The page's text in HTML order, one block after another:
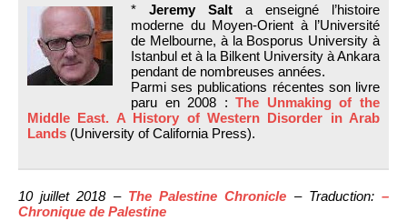
* Jeremy Salt a enseigné l’histoire
moderne du Moyen-Orient à l’Université
de Melbourne, à la Bosporus University à
Istanbul et à la Bilkent University à Ankara
pendant de nombreuses années.
Parmi ses publications récentes son livre
paru en 2008 :The Unmaking of the
Middle East. A History of Western Disorder in Arab
Lands (University of California Press).
10 juillet 2018 – The Palestine Chronicle – Traduction:–
Chronique de Palestine